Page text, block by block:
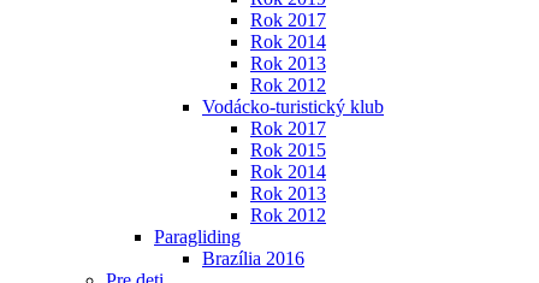
Rok 2017
Rok 2014
Rok 2013
Rok 2012
Vodácko-turistický klub
Rok 2017
Rok 2015
Rok 2014
Rok 2013
Rok 2012
Paragliding
Brazília 2016